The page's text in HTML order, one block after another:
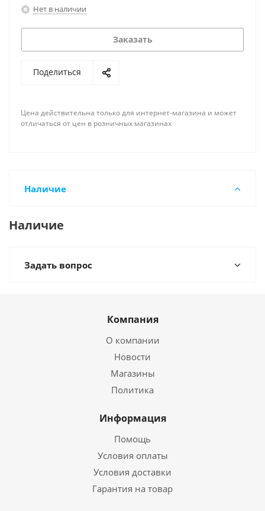
Нет в наличии
Заказать
Поделиться
Цена действительна только для интернет-магазина и может
отличаться от цен в розничных магазинах
Наличие
Наличие
Задать вопрос
Компания
О компании
Новости
Магазины
Политика
Информация
Помощь
Условия оплаты
Условия доставки
Гарантия на товар